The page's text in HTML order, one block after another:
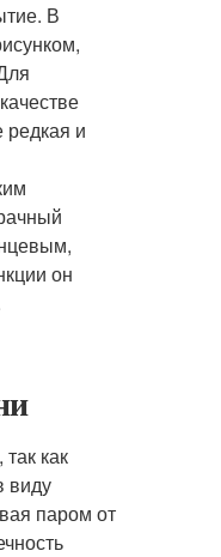
В
редкая и
он
как
виду
паром от